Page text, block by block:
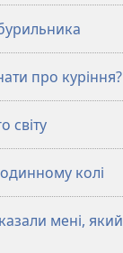
про куріння?
світу
колі
мені, який